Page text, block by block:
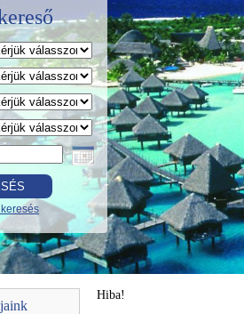
Hiba!